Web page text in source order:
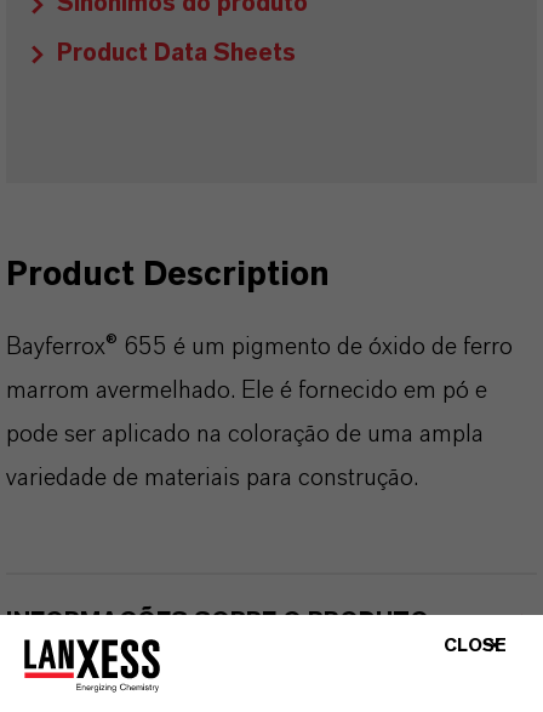
Product Data Sheets
Product Description
Bayferrox® 655 é um pigmento de óxido de ferro
marrom avermelhado. Ele é fornecido em pó e
pode ser aplicado na coloração de uma ampla
variedade de materiais para construção.
INFORMAÇÕES SOBRE O PRODUTO
CLOSE